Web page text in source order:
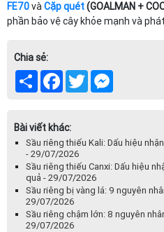
FE70vàCặp quét(GOALMAN +
phần bảo vệ cây khỏe mạnh và
Chia sẻ:
Share Facebook
Twitter
Bài viết khác:
Sầu riêng thiếu Kali: Dấu hiệu
- 29/07/2026
Sầu riêng thiếu Canxi: Dấu hiệu
quả - 29/07/2026
Sầu riêng bị vàng lá: 9 nguyên
29/07/2026
Sầu riêng chậm lớn: 8 nguyên
29/07/2026